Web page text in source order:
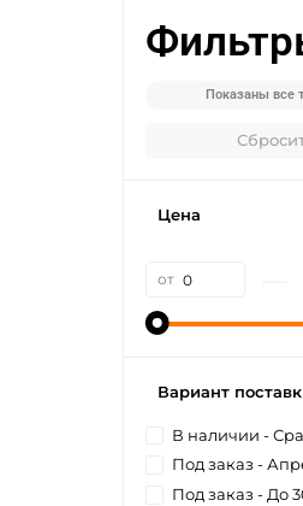
Показаны все
Цена
от
Вариант
В наличии -
Под заказ -
Под заказ - До